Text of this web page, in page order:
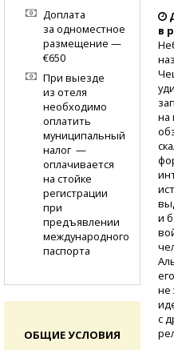
в
на
и
не
с
Доплата
за одноместное
размещение —
€650
При выезде
из отеля
необходимо
оплатить
муниципальный
налог —
оплачивается
на стойке
регистрации
при
предъявлении
международного
паспорта
ОБЩИЕ УСЛОВИЯ